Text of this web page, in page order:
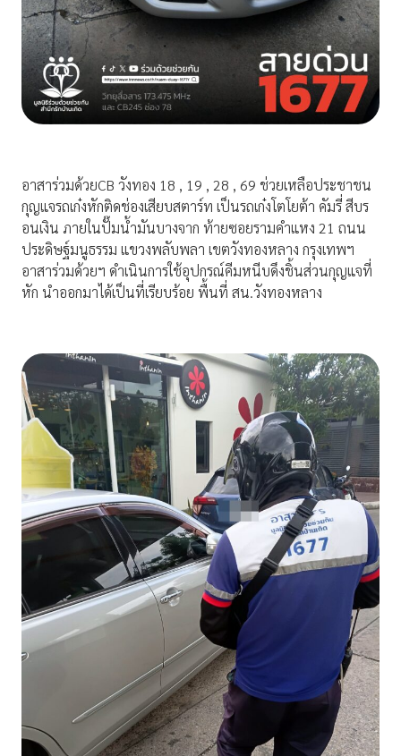
อาสาร่วมด้วยCB วังทอง 18 , 19 , 28 , 69 ช่วยเหลือประชาชน
กุญแจรถเก๋งหักติดช่องเสียบสตาร์ท เป็นรถเก๋งโตโยต้า คัมรี่ สีบร
อนเงิน ภายในปั๊มน้ำมันบางจาก ท้ายซอยรามคำแหง 21 ถนน
ประดิษฐ์มนูธรรม แขวงพลับพลา เขตวังทองหลาง กรุงเทพฯ
อาสาร่วมด้วยฯ ดำเนินการใช้อุปกรณ์คีมหนีบดึงชิ้นส่วนกุญแจที่
หัก นำออกมาได้เป็นที่เรียบร้อย พื้นที่ สน.วังทองหลาง